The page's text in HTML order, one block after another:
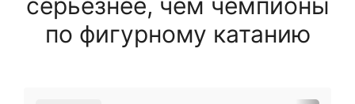
по фигурному катанию